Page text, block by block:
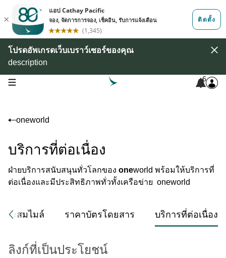
โปรดอัพเกรดเว็บเบราว์เซอร์ของคุณ
description
open navigation menu 6
oneworld
บริการที่ต่อเนื่อง
ฝ่ายบริการสนับสนุนทั่วโลกของ oneworld พร้อมให้บริการที่
ต่อเนื่องและมีประสิทธิภาพทั่วทั้งเครือข่าย oneworld
สะสมไมล์ ราคาบัตรโดยสาร บริการที่ต่อเนื่อง
ลิงก์ที่เป็นประโยชน์